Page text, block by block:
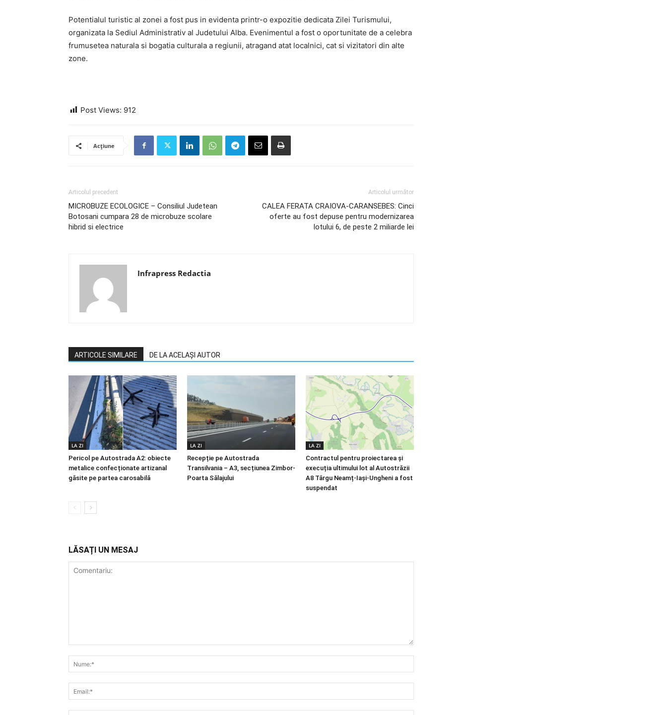
Potentialul turistic al zonei a fost pus in evidenta printr-o expozitie dedicata Zilei Turismului,
organizata la Sediul Administrativ al Judetului Alba. Evenimentul a fost o oportunitate de a celebra
frumusetea naturala si bogatia culturala a regiunii, atragand atat localnici, cat si vizitatori din alte
zone.
Post Views: 912
Acțiune
Articolul precedent
MICROBUZE ECOLOGICE – Consiliul Judetean
Botosani cumpara 28 de microbuze scolare
hibrid si electrice
Articolul următor
CALEA FERATA CRAIOVA-CARANSEBES: Cinci
oferte au fost depuse pentru modernizarea
lotului 6, de peste 2 miliarde lei
Infrapress Redactia
ARTICOLE SIMILARE DE LA ACELAȘI AUTOR
LA ZI
Pericol pe Autostrada A2: obiecte
metalice confecționate artizanal
găsite pe partea carosabilă
LA ZI
Recepție pe Autostrada
Transilvania – A3, secțiunea Zimbor-
Poarta Sălajului
LA ZI
Contractul pentru proiectarea și
execuția ultimului lot al Autostrăzii
A8 Târgu Neamț-Iași-Ungheni a fost
suspendat
LĂSAȚI UN MESAJ